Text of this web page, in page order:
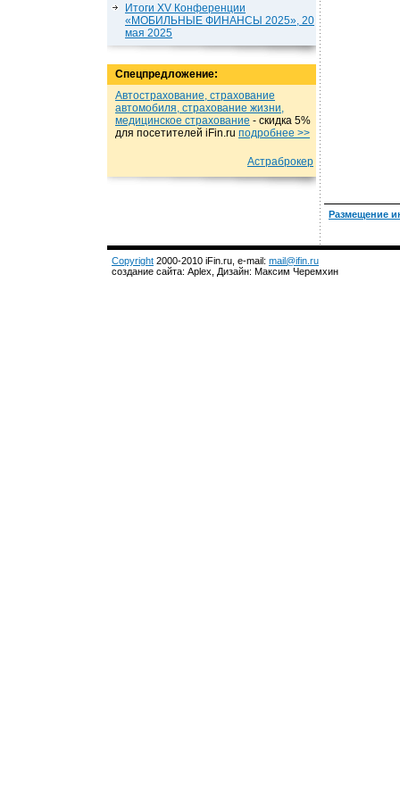
Итоги XV Конференции
«МОБИЛЬНЫЕ ФИНАНСЫ 2025», 20
мая 2025
Спецпредложение:
Автострахование, страхование
автомобиля, страхование жизни,
медицинское страхование - cкидка 5%
для посетителей iFin.ru подробнеe >>
Астраброкер
Размещение
Copyright 2000-2010 iFin.ru, e-mail: mail@ifin.ru
создание сайта: Aplex, Дизайн: Максим Черемхин